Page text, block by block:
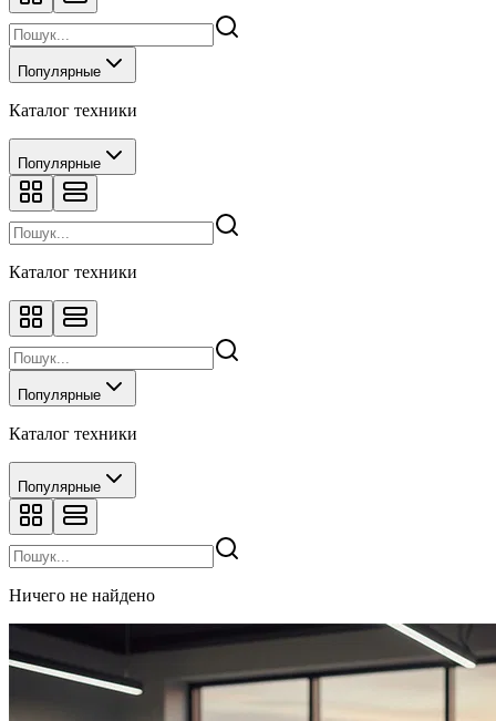
Популярные
Каталог техники
Популярные
Каталог техники
Популярные
Каталог техники
Популярные
Ничего не найдено